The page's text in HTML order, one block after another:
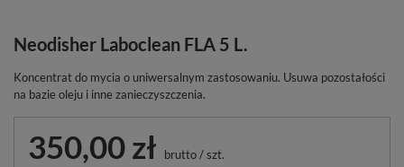
Neodisher Laboclean FLA 5 L.
Koncentrat do mycia o uniwersalnym zastosowaniu. Usuwa pozostałości
na bazie oleju i inne zanieczyszczenia.
350,00 zł brutto/szt.